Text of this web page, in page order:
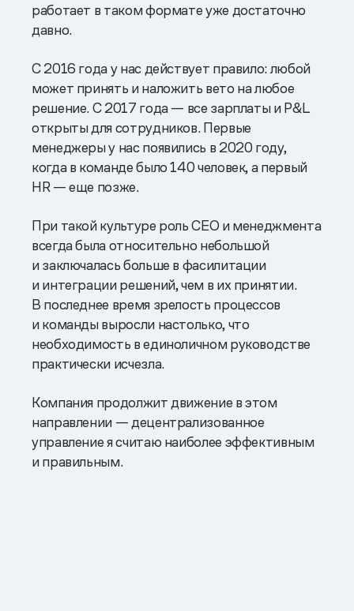
работает в таком формате уже достаточно
давно.
С 2016 года у нас действует правило: любой
может принять и наложить вето на любое
решение. С 2017 года — все зарплаты и P&L
открыты для сотрудников. Первые
менеджеры у нас появились в 2020 году,
когда в команде было 140 человек, а первый
HR — еще позже.
При такой культуре роль CEO и менеджмента
всегда была относительно небольшой
и заключалась больше в фасилитации
и интеграции решений, чем в их принятии.
В последнее время зрелость процессов
и команды выросли настолько, что
необходимость в единоличном руководстве
практически исчезла.
Компания продолжит движение в этом
направлении — децентрализованное
управление я считаю наиболее эффективным
и правильным.